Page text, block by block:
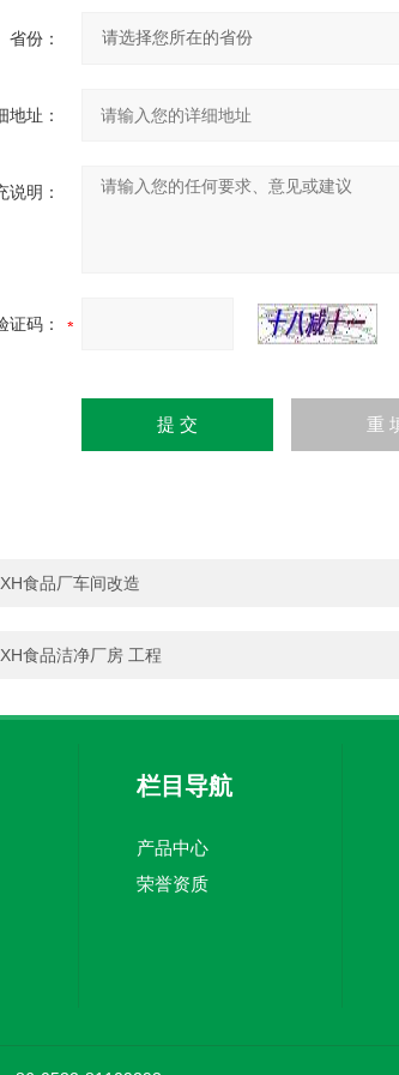
省份：
地址：
说明：
证码：
XH食品厂车间改造
XH食品洁净厂房 工程
栏目导航
产品中心
荣誉资质